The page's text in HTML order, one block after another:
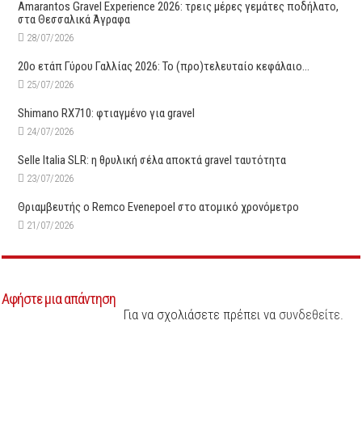
Amarantos Gravel Experience 2026: τρεις μέρες γεμάτες ποδήλατο,
στα Θεσσαλικά Άγραφα
28/07/2026
20ο ετάπ Γύρου Γαλλίας 2026: Το (προ)τελευταίο κεφάλαιο…
25/07/2026
Shimano RX710: φτιαγμένο για gravel
24/07/2026
Selle Italia SLR: η θρυλική σέλα αποκτά gravel ταυτότητα
23/07/2026
Θριαμβευτής ο Remco Evenepoel στο ατομικό χρονόμετρο
21/07/2026
Αφήστε μια απάντηση
Για να σχολιάσετε πρέπει να συνδεθείτε